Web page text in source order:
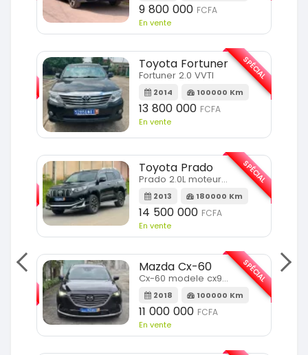
SPÉCIAL
9 800 000 FCFA
En vente
Toyota Fortuner
Fortuner 2.0 VVTI
2014 100000 Km
13 800 000 FCFA
En vente
SPÉCIAL
Toyota Prado
Prado 2.0L moteur d4d
2013 180000 Km
14 500 000 FCFA
En vente
SPÉCIAL
Mazda Cx-60
Cx-60 modele cx9 full option
2018 100000 Km
11 000 000 FCFA
En vente
SPÉCIAL